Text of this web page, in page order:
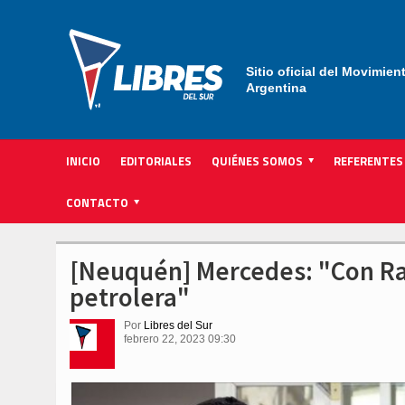
Sitio oficial del
Argentina
INICIO EDITORIALES QUIÉNES SOMOS REFERENTES
CONTACTO
[Neuquén] Mercedes: "Con
petrolera"
Por Libres del Sur
febrero 22, 2023 09:30